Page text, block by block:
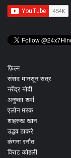
फ़िल्म
संसद मानसून सत्र
नरेंद्र मोदी
अनुष्का शर्मा
एलोन मस्क
शाहरुख खान
उद्धव ठाकरे
कंगना रनौत
विराट कोहली